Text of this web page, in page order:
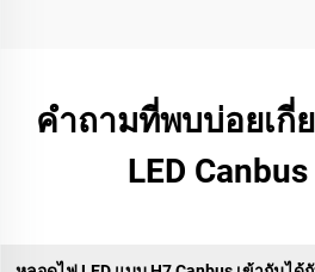
คำถามที่พบบ่อยเกี่
LED